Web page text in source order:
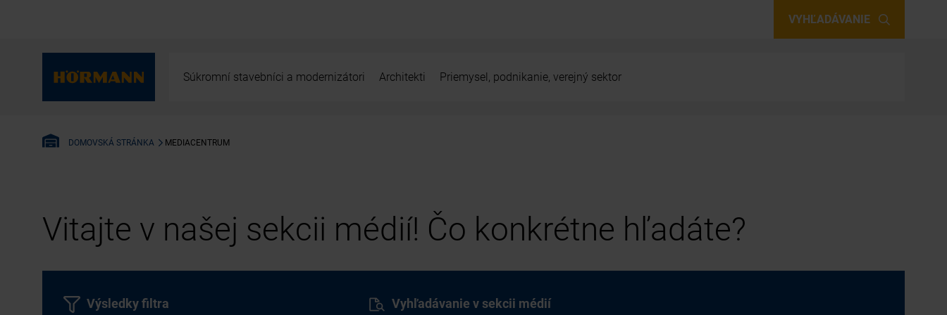
VYHĽADÁVANIE
Súkromní stavebníci a modernizátori Architekti Priemysel, podnikanie, verejný sektor
DOMOVSKÁ STRÁNKA MEDIACENTRUM
Vitajte v našej sekcii médií! Čo konkrétne hľadáte?
Vyhľadávanie v sekcii médií
Výsledky filtra